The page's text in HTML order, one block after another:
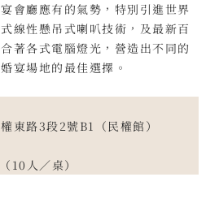
會廳應有的氣勢，特別引進世界
線性懸吊式喇叭技術，及最新百
著各式電腦燈光，營造出不同的
宴場地的最佳選擇。
東路3段2號B1（民權館）
10人／桌）